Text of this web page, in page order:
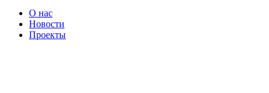
О нас
Новости
Проекты